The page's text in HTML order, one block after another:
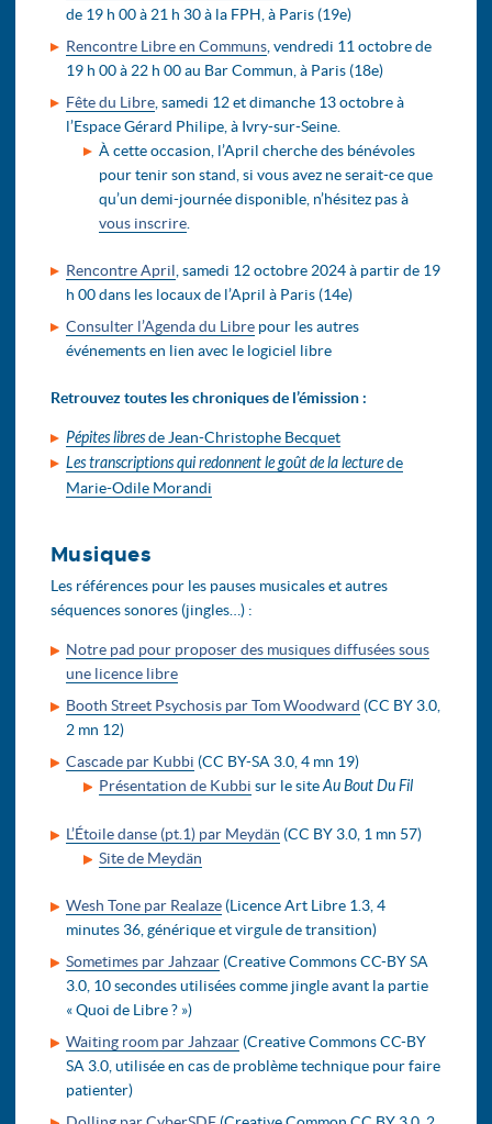
de 19 h 00 à 21 h 30 à la FPH, à Paris (19e)
Rencontre Libre en Communs , vendredi 11 octobre de
19 h 00 à 22 h 00 au Bar Commun, à Paris (18e)
Fête du Libre , samedi 12 et dimanche 13 octobre à
l’Espace Gérard Philipe, à Ivry-sur-Seine.
À cette occasion, l’April cherche des bénévoles
pour tenir son stand, si vous avez ne serait-ce que
qu’un demi-journée disponible, n’hésitez pas à
vous inscrire
Rencontre April , samedi 12 octobre 2024 à partir de 19
h 00 dans les locaux de l’April à Paris (14e)
Consulter l’Agenda du Libre pour les autres
événements en lien avec le logiciel libre
Retrouvez toutes les chroniques de l’émission :
Pépites libresde Jean-Christophe Becquet
Les transcriptions qui redonnent le goût de la lecturede
Marie-Odile Morandi
Musiques
Les références pour les pauses musicales et autres
séquences sonores (jingles…) :
Notre pad pour proposer des musiques diffusées sous
une licence libre
Booth Street Psychosis par Tom Woodward (CC BY 3.0,
2 mn 12)
Cascade par Kubbi (CC BY-SA 3.0, 4 mn 19)
Présentation de Kubbi sur le siteAu Bout Du Fil
L’Étoile danse (pt.1) par Meydän (CC BY 3.0, 1 mn 57)
Site de Meydän
Wesh Tone par Realaze (Licence Art Libre 1.3, 4
minutes 36, générique et virgule de transition)
Sometimes par Jahzaar (Creative Commons CC-BY SA
3.0, 10 secondes utilisées comme jingle avant la partie
« Quoi de Libre ? »)
Waiting room par Jahzaar (Creative Commons CC-BY
SA 3.0, utilisée en cas de problème technique pour faire
patienter)